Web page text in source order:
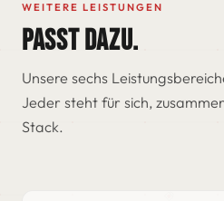
WEITERE LEISTUNGEN
PASST DAZU.
Unsere sechs
Jeder steht für sich,
Stack.